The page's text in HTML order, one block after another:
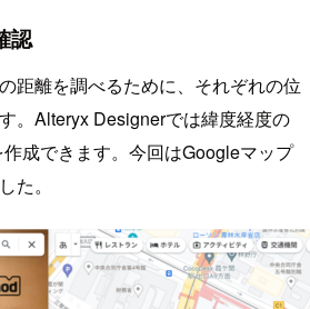
認
距離を調べるために、それぞれの位
。Alteryx Designerでは緯度経度の
成できます。今回はGoogleマップ
た。